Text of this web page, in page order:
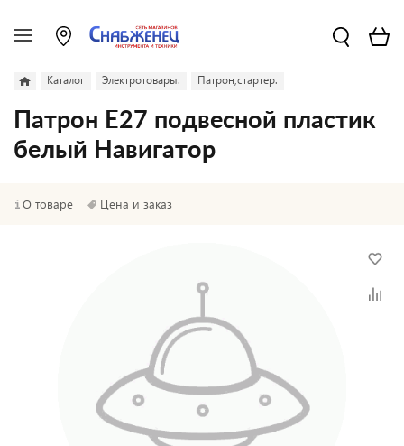
Каталог Электротовары. Патрон,стартер.
Патрон Е27 подвесной пластик
белый Навигатор
О товаре Цена и заказ